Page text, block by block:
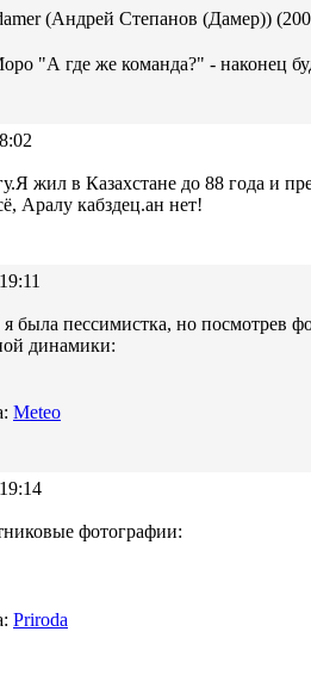
(Андрей Степанов (Дамер))
"А где же команда?" - наконец
жил в Казахстане до 88 года и
Аралу кабздец.ан нет!
была пессимистка, но посмотрев
динамики:
Meteo
фотографии:
Priroda